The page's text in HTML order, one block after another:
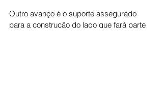
Outro avanço é o suporte assegurado
para a construção do lago que fará parte